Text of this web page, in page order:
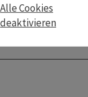
Alle Cookies
deaktivieren